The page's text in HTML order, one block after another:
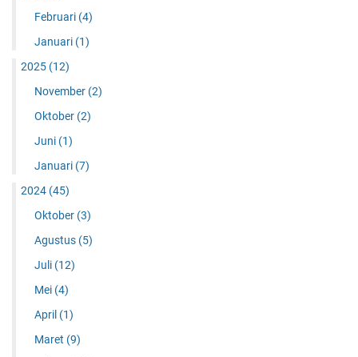
Februari (4)
Januari (1)
2025 (12)
November (2)
Oktober (2)
Juni (1)
Januari (7)
2024 (45)
Oktober (3)
Agustus (5)
Juli (12)
Mei (4)
April (1)
Maret (9)